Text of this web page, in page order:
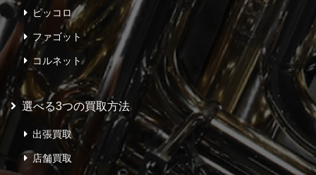
ピッコロ
ファゴット
コルネット
選べる3つの買取方法
出張買取
店舗買取